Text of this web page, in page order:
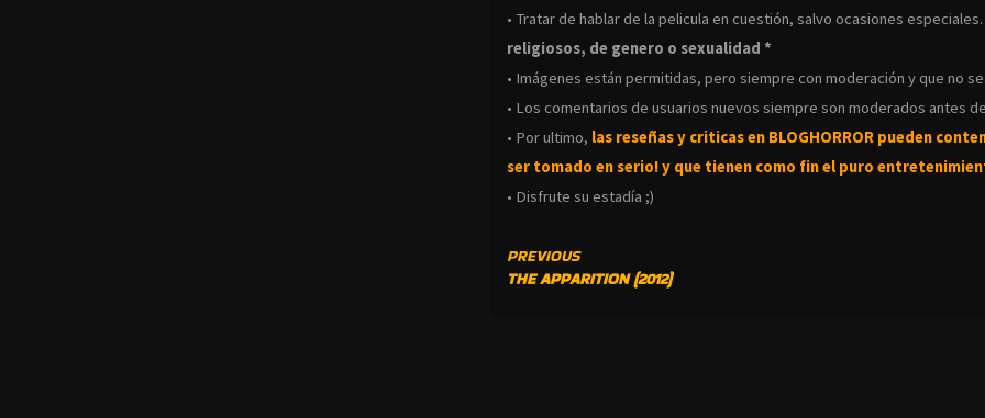
• Tratar de hablar de la pelicula en cuestión, salvo ocasiones especiales.
religiosos, de genero o sexualidad *
• Imágenes están permitidas, pero siempre con moderación y que no
• Los comentarios de usuarios nuevos siempre son moderados antes
• Por ultimo, las reseñas y criticas en BLOGHORROR pueden
ser tomado en serio! y que tienen como fin el puro
• Disfrute su estadía ;)
CONTINUE
READING
PREVIOUS
THE APPARITION (2012)